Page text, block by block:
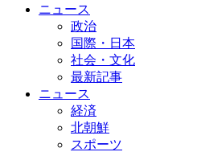
ニュース
政治
国際・日本
社会・文化
最新記事
ニュース
経済
北朝鮮
スポーツ